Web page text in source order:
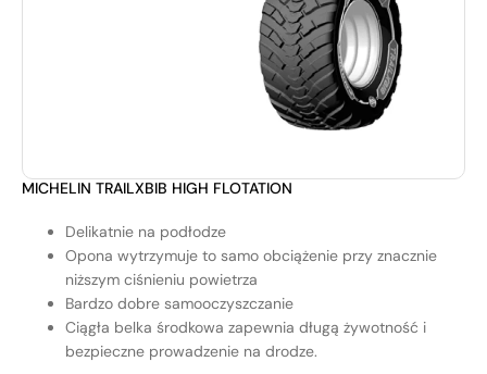
MICHELIN TRAILXBIB HIGH FLOTATION
Delikatnie na podłodze
Opona wytrzymuje to samo obciążenie przy znacznie
niższym ciśnieniu powietrza
Bardzo dobre samooczyszczanie
Ciągła belka środkowa zapewnia długą żywotność i
bezpieczne prowadzenie na drodze.